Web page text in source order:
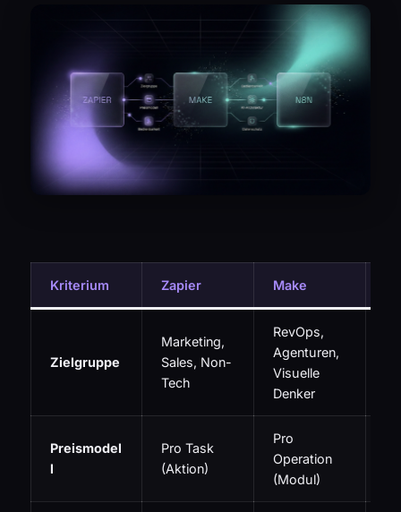
Kriterium Zapier Make
Zielgruppe
Marketing,
Sales, Non-
Tech
RevOps,
Agenturen,
Visuelle
Denker
Preismodel
l
Pro Task
(Aktion)
Pro
Operation
(Modul)